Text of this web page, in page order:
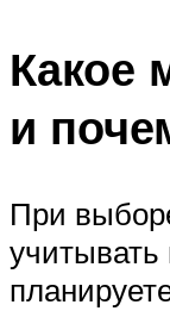
Какое
и
При
учитывать